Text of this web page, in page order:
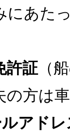
にあた
許証（
方は車
アドレ